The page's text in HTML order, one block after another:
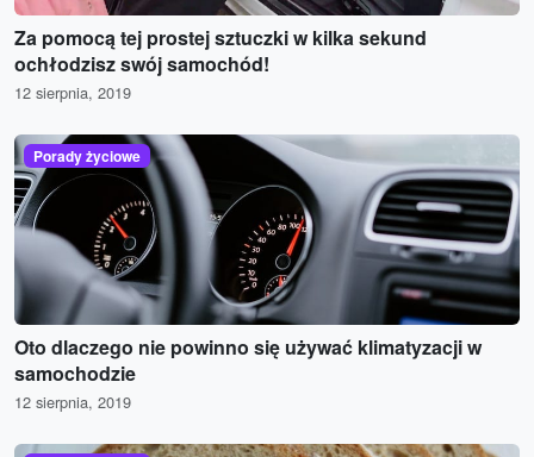
Za pomocą tej prostej sztuczki w kilka sekund
ochłodzisz swój samochód!
12 sierpnia, 2019
Porady życiowe
Oto dlaczego nie powinno się używać klimatyzacji w
samochodzie
12 sierpnia, 2019